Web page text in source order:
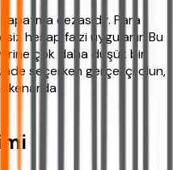
cezasıdır. Para
hesap faizi uygulanır. Bu
çok daha düşük bir
seçerken gerçekçi olun,
kenarda